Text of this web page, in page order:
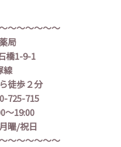
～～～～～～
局
橋1-9-1
線
徒歩２分
725-715
〜19:00
曜/祝日
～～～～～～